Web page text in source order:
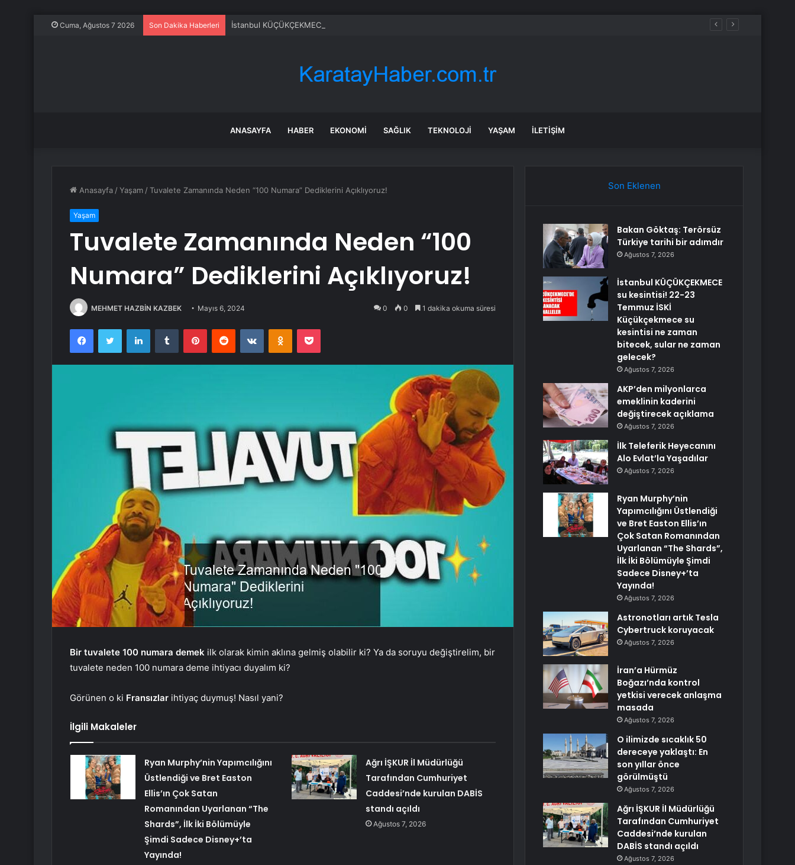
Cuma, Ağustos 7 2026 Son Dakika Haberleri
ANASAYFA HABER EKONOMI SAĞLIK TEKNOLOJI YAŞAM İLETIŞIM
Anasayfa /Yaşam /Tuvalete Zamanında Neden “100 Numara” Dediklerini Açıklıyoruz!
Yaşam
Tuvalete Zamanında Neden “100
Numara” Dediklerini Açıklıyoruz!
MEHMET HAZBİN KAZBEK Mayıs 6, 2024 0 0 1 dakika okuma süresi
FacebookTwitter LinkedInTumblr PinterestReddit VKontakteOdnoklassniki
Pocket
Bir tuvalete 100 numara demek ilk olarak kimin aklına gelmiş olabilir ki? Ya da soruyu değiştirelim, bir
tuvalete neden 100 numara deme ihtiyacı duyalım ki?
Görünen o ki Fransızlar ihtiyaç duymuş! Nasıl yani?
İlgili Makaleler
Ryan Murphy’nin Yapımcılığını
Üstlendiği ve Bret Easton
Ellis’ın Çok Satan
Romanından Uyarlanan “The
Shards”, İlk İki Bölümüyle
Şimdi Sadece Disney+’ta
Yayında!
Ağrı İŞKUR İl Müdürlüğü
Tarafından Cumhuriyet
Caddesi’nde kurulan DABİS
standı açıldı
Ağustos 7, 2026
Son Eklenen
Bakan Göktaş: Terörsüz
Türkiye tarihi bir adımdır
Ağustos 7, 2026
İstanbul KÜÇÜKÇEKMECE
su kesintisi! 22-23
Temmuz İSKİ
Küçükçekmece su
kesintisi ne zaman
bitecek, sular ne zaman
gelecek?
Ağustos 7, 2026
AKP’den milyonlarca
emeklinin kaderini
değiştirecek açıklama
Ağustos 7, 2026
İlk Teleferik Heyecanını
Alo Evlat’la Yaşadılar
Ağustos 7, 2026
Ryan Murphy’nin
Yapımcılığını Üstlendiği
ve Bret Easton Ellis’ın
Çok Satan Romanından
Uyarlanan “The Shards”,
İlk İki Bölümüyle Şimdi
Sadece Disney+’ta
Yayında!
Ağustos 7, 2026
Astronotları artık Tesla
Cybertruck koruyacak
Ağustos 7, 2026
İran’a Hürmüz
Boğazı’nda kontrol
yetkisi verecek anlaşma
masada
Ağustos 7, 2026
O ilimizde sıcaklık 50
dereceye yaklaştı: En
son yıllar önce
görülmüştü
Ağustos 7, 2026
Ağrı İŞKUR İl Müdürlüğü
Tarafından Cumhuriyet
Caddesi’nde kurulan
DABİS standı açıldı
Ağustos 7, 2026